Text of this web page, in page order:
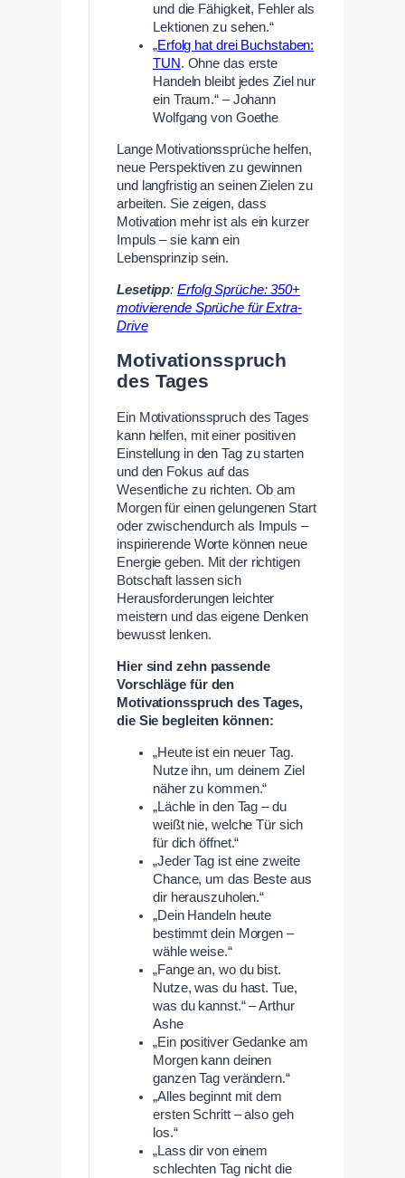
und die Fähigkeit, Fehler als
Lektionen zu sehen.“
„Erfolg hat drei Buchstaben:
TUN. Ohne das erste
Handeln bleibt jedes Ziel nur
ein Traum.“ – Johann
Wolfgang von Goethe
Lange Motivationssprüche helfen,
neue Perspektiven zu gewinnen
und langfristig an seinen Zielen zu
arbeiten. Sie zeigen, dass
Motivation mehr ist als ein kurzer
Impuls – sie kann ein
Lebensprinzip sein.
Lesetipp:Erfolg Sprüche: 350+
motivierende Sprüche für Extra-
Drive
Motivationsspruch
des Tages
Ein Motivationsspruch des Tages
kann helfen, mit einer positiven
Einstellung in den Tag zu starten
und den Fokus auf das
Wesentliche zu richten. Ob am
Morgen für einen gelungenen Start
oder zwischendurch als Impuls –
inspirierende Worte können neue
Energie geben. Mit der richtigen
Botschaft lassen sich
Herausforderungen leichter
meistern und das eigene Denken
bewusst lenken.
Hier sind zehn passende
Vorschläge für den
Motivationsspruch des Tages,
die Sie begleiten können:
„Heute ist ein neuer Tag.
Nutze ihn, um deinem Ziel
näher zu kommen.“
„Lächle in den Tag – du
weißt nie, welche Tür sich
für dich öffnet.“
„Jeder Tag ist eine zweite
Chance, um das Beste aus
dir herauszuholen.“
„Dein Handeln heute
bestimmt dein Morgen –
wähle weise.“
„Fange an, wo du bist.
Nutze, was du hast. Tue,
was du kannst.“ – Arthur
Ashe
„Ein positiver Gedanke am
Morgen kann deinen
ganzen Tag verändern.“
„Alles beginnt mit dem
ersten Schritt – also geh
los.“
„Lass dir von einem
schlechten Tag nicht die